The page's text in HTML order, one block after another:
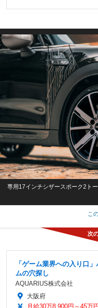
専用17インチシザースポーク2ト
こ
「ゲーム業界への入り口
ムの穴探し
AQUARIUS株式会社
大阪府
月給30万8,900円～45万円